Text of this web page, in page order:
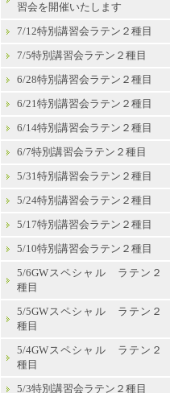
習会を開催いたします
7/12特別講習会ラテン２種目
7/5特別講習会ラテン２種目
6/28特別講習会ラテン２種目
6/21特別講習会ラテン２種目
6/14特別講習会ラテン２種目
6/7特別講習会ラテン２種目
5/31特別講習会ラテン２種目
5/24特別講習会ラテン２種目
5/17特別講習会ラテン２種目
5/10特別講習会ラテン２種目
5/6GWスペシャル ラテン２
種目
5/5GWスペシャル ラテン２
種目
5/4GWスペシャル ラテン２
種目
5/3特別講習会ラテン２種目